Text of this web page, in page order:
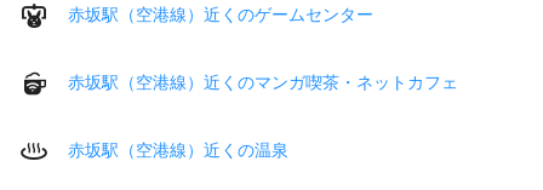
赤坂駅（空港線）近くのゲームセンター
赤坂駅（空港線）近くのマンガ喫茶・ネットカフェ
赤坂駅（空港線）近くの温泉